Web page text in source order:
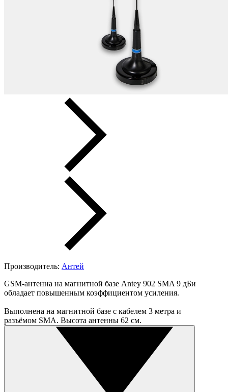
Производитель: Антей
GSM-антенна на магнитной базе Antey 902 SMA 9 дБи
обладает повышенным коэффициентом усиления.
Выполнена на магнитной базе с кабелем 3 метра и
разъёмом SMA. Высота антенны 62 см.